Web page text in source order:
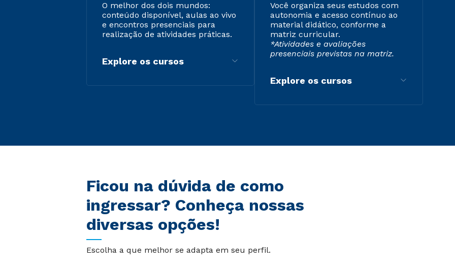
O melhor dos dois mundos:
conteúdo disponível, aulas ao vivo
e encontros presenciais para
realização de atividades práticas.
Explore os cursos
Você organiza seus estudos com
autonomia e acesso contínuo ao
material didático, conforme a
matriz curricular.
*Atividades e avaliações
presenciais previstas na matriz.
Explore os cursos
Ficou na dúvida de como
ingressar? Conheça nossas
diversas opções!
Escolha a que melhor se adapta em seu perfil.